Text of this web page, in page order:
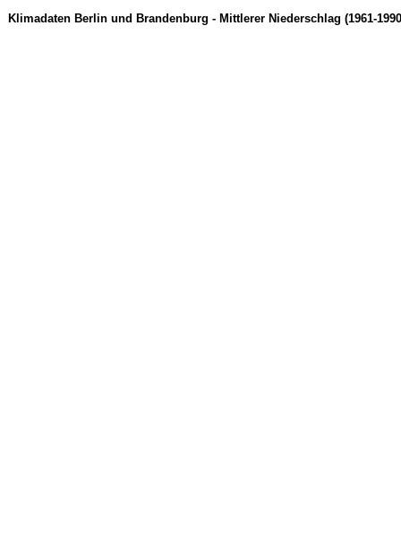
Klimadaten Berlin und Brandenburg - Mittlerer Niederschlag (1961-